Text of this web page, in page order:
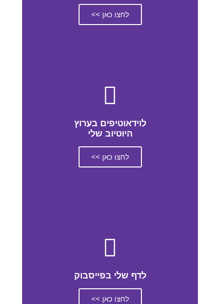
לחצו כאן >>
לוידאוטיפים בערוץ
היוטיוב שלי
לחצו כאן >>
לדף שלי בפייסבוק
לחצו כאן >>